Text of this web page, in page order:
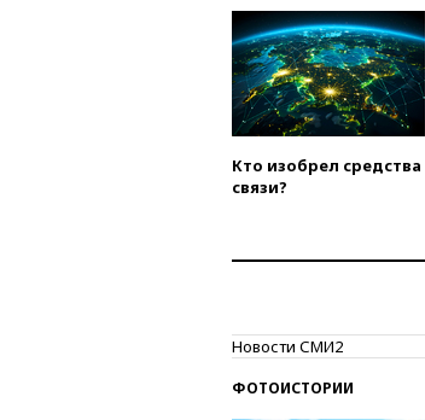
Кто изобрел средства
связи?
Новости СМИ2
ФОТОИСТОРИИ